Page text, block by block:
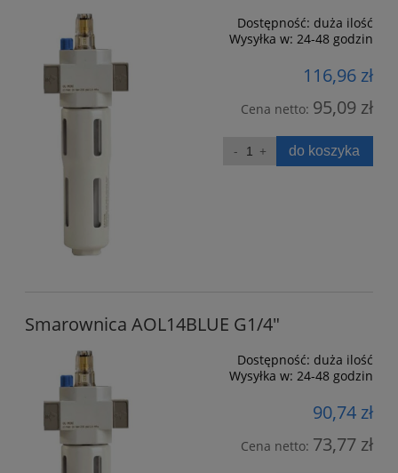
Dostępność: duża ilość
Wysyłka w: 24-48 godzin
116,96 zł
Cena netto: 95,09 zł
do koszyka
Smarownica AOL14BLUE G1/4"
Dostępność: duża ilość
Wysyłka w: 24-48 godzin
90,74 zł
Cena netto: 73,77 zł